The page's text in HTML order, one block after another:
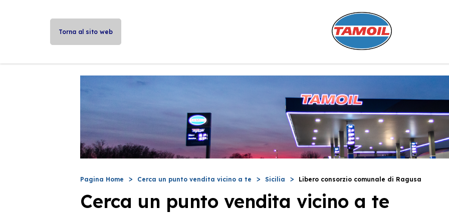
Torna al sito web
Pagina Home Cerca un punto vendita vicino a te Sicilia Libero consorzio comunale di Ragusa
Cerca un punto vendita vicino a te